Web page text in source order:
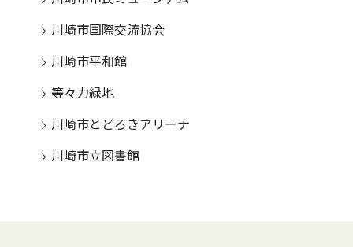
川崎市国際交流協会
川崎市平和館
等々力緑地
川崎市とどろきアリーナ
川崎市立図書館